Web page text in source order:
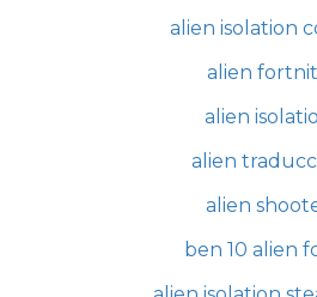
alien isolation
alien
alien
alien
alien
ben 10 alien